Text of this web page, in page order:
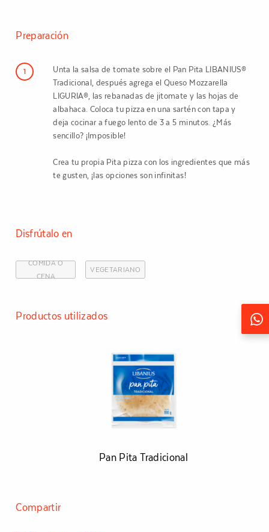
Seguir
Preparación
1
Unta la salsa de tomate sobre el Pan Pita LIBANIUS®
Tradicional, después agrega el Queso Mozzarella
LIGURIA®, las rebanadas de jitomate y las hojas de
albahaca. Coloca tu pizza en una sartén con tapa y
deja cocinar a fuego lento de 3 a 5 minutos. ¿Más
sencillo? ¡Imposible!
Crea tu propia Pita pizza con los ingredientes que más
te gusten, ¡las opciones son infinitas!
Disfrútalo en
COMIDA O
CENA
VEGETARIANO
Productos utilizados
Pan Pita Tradicional
Compartir